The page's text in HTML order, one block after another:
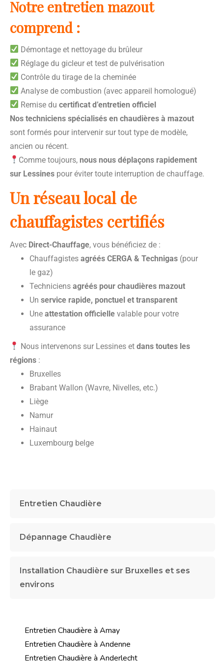
Entretien Chaudière
Dépannage Chaudière
Installation Chaudière sur Bruxelles et ses
environs
Notre entretien mazout
comprend :
Démontage et nettoyage du brûleur
Réglage du gicleur et test de pulvérisation
Contrôle du tirage de la cheminée
Analyse de combustion (avec appareil homologué)
Remise ducertificat d’entretien officiel
Nos techniciens spécialisés en chaudières à mazout
sont formés pour intervenir sur tout type de modèle,
ancien ou récent.
Comme toujours, nous nous déplaçons rapidement
sur Lessines pour éviter toute interruption de chauffage.
Un réseau local de
chauffagistes certifiés
Avec Direct-Chauffage, vous bénéficiez de :
Chauffagistes agréés CERGA & Technigas (pour
le gaz)
Techniciens agréés pour chaudières mazout
Un service rapide, ponctuel et transparent
Une attestation officielle valable pour votre
assurance
Nous intervenons sur Lessines etdans toutes les
régions :
Bruxelles
Brabant Wallon (Wavre, Nivelles, etc.)
Liège
Namur
Hainaut
Luxembourg belge
Entretien Chaudière à Amay
Entretien Chaudière à Andenne
Entretien Chaudière à Anderlecht